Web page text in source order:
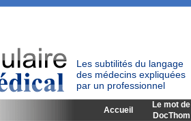
Les subtilités du langage
des médecins expliquées
par un professionnel
Accueil
Le mot de
DocThom